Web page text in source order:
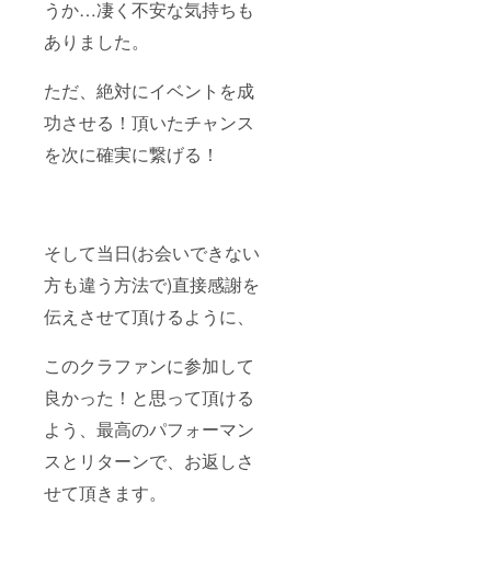
うか…凄く不安な気持ちも
ありました。
ただ、絶対にイベントを成
功させる！頂いたチャンス
を次に確実に繋げる！
そして当日(お会いできない
方も違う方法で)直接感謝を
伝えさせて頂けるように、
このクラファンに参加して
良かった！と思って頂ける
よう、最高のパフォーマン
スとリターンで、お返しさ
せて頂きます。